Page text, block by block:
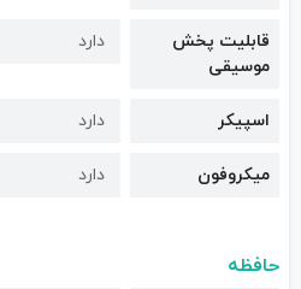
قابلیت پخش
موسیقی
دارد
اسپیکر دارد
میکروفون دارد
حافظه